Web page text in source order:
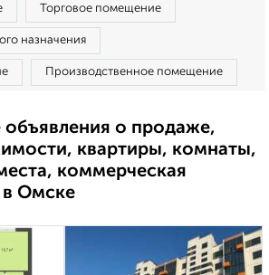
Торговое помещение
назначения
Производственное помещение
о продаже,
квартиры, комнаты,
коммерческая
Омске